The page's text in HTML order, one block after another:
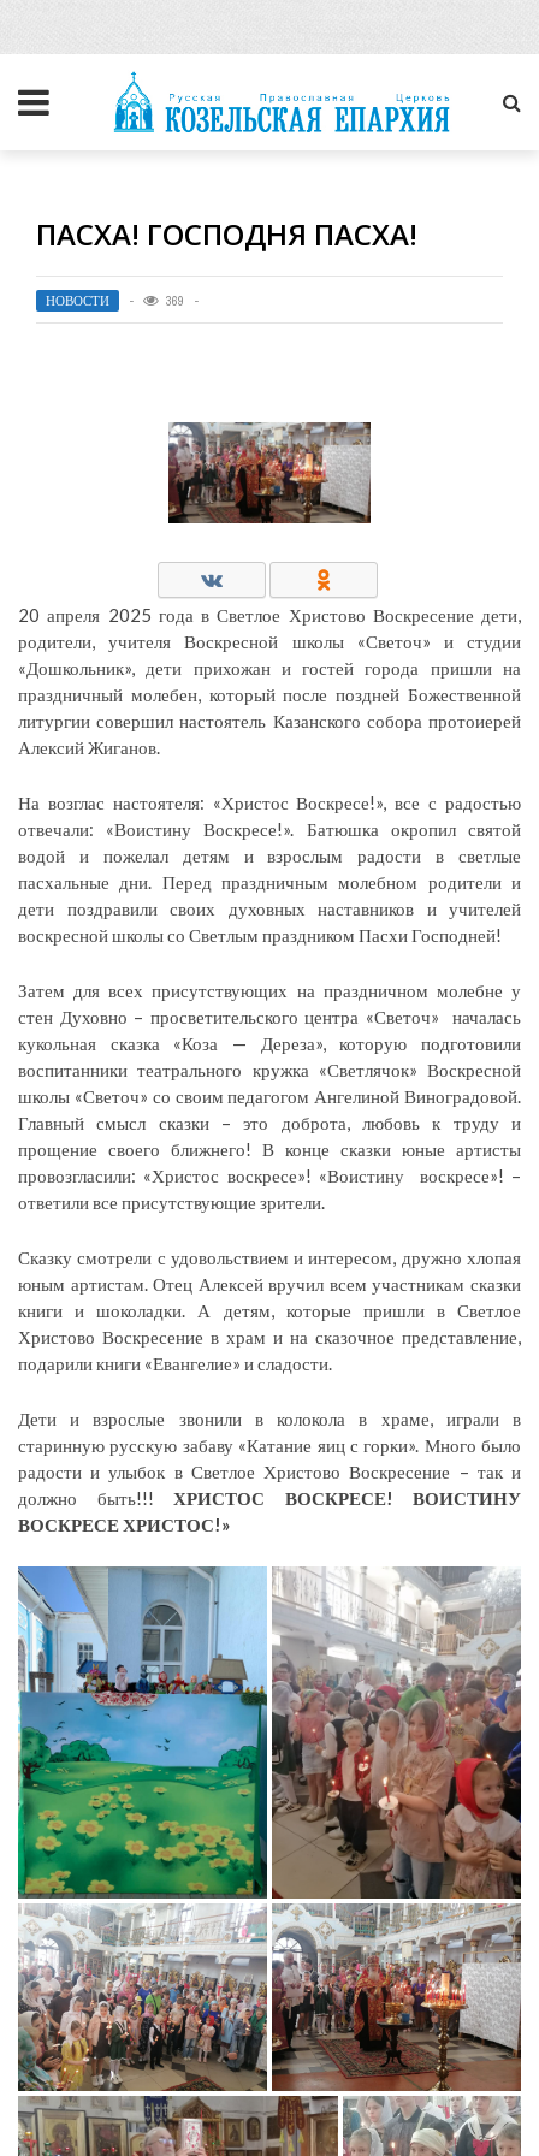
ПАСХА! ГОСПОДНЯ ПАСХА!
НОВОСТИ 369
20 апреля 2025 года в Светлое Христово Воскресение дети,
родители, учителя Воскресной школы «Светоч» и студии
«Дошкольник», дети прихожан и гостей города пришли на
праздничный молебен, который после поздней Божественной
литургии совершил настоятель Казанского собора протоиерей
Алексий Жиганов.
На возглас настоятеля: «Христос Воскресе!», все с радостью
отвечали: «Воистину Воскресе!». Батюшка окропил святой
водой и пожелал детям и взрослым радости в светлые
пасхальные дни. Перед праздничным молебном родители и
дети поздравили своих духовных наставников и учителей
воскресной школы со Светлым праздником Пасхи Господней!
Затем для всех присутствующих на праздничном молебне у
стен Духовно – просветительского центра «Светоч» началась
кукольная сказка «Коза — Дереза», которую подготовили
воспитанники театрального кружка «Светлячок» Воскресной
школы «Светоч» со своим педагогом Ангелиной Виноградовой.
Главный смысл сказки – это доброта, любовь к труду и
прощение своего ближнего! В конце сказки юные артисты
провозгласили: «Христос воскресе»! «Воистину воскресе»! –
ответили все присутствующие зрители.
Сказку смотрели с удовольствием и интересом, дружно хлопая
юным артистам. Отец Алексей вручил всем участникам сказки
книги и шоколадки. А детям, которые пришли в Светлое
Христово Воскресение в храм и на сказочное представление,
подарили книги «Евангелие» и сладости.
Дети и взрослые звонили в колокола в храме, играли в
старинную русскую забаву «Катание яиц с горки». Много было
радости и улыбок в Светлое Христово Воскресение – так и
должно быть!!! ХРИСТОС ВОСКРЕСЕ! ВОИСТИНУ
ВОСКРЕСЕ ХРИСТОС!»